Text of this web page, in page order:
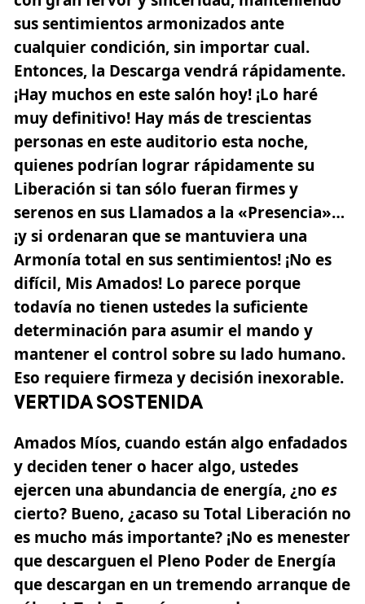
sus sentimientos armonizados ante
cualquier condición, sin importar cual.
Entonces, la Descarga vendrá rápidamente.
¡Hay muchos en este salón hoy! ¡Lo haré
muy definitivo! Hay más de trescientas
personas en este auditorio esta noche,
quienes podrían lograr rápidamente su
Liberación si tan sólo fueran firmes y
serenos en sus Llamados a la «Presencia»…
¡y si ordenaran que se mantuviera una
Armonía total en sus sentimientos! ¡No es
difícil, Mis Amados! Lo parece porque
todavía no tienen ustedes la suficiente
determinación para asumir el mando y
mantener el control sobre su lado humano.
Eso requiere firmeza y decisión inexorable.
VERTIDA SOSTENIDA
Amados Míos, cuando están algo enfadados
y deciden tener o hacer algo, ustedes
ejercen una abundancia de energía, ¿no es
cierto? Bueno, ¿acaso su Total Liberación no
es mucho más importante? ¡No es menester
que descarguen el Pleno Poder de Energía
que descargan en un tremendo arranque de